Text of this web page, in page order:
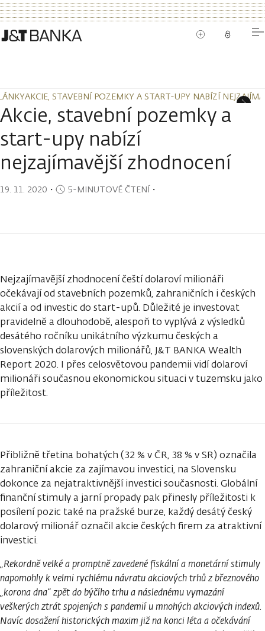
AKCIE, STAVEBNÍ POZEMKY A START-UPY NABÍZÍ
Akcie, stavební pozemky a
start-upy nabízí
nejzajímavější zhodnocení
19. 11. 2020 ・ 5-MINUTOVÉ ČTENÍ・
Nejzajímavější zhodnocení čeští dolaroví milionáři
očekávají od stavebních pozemků, zahraničních i českých
akcií a od investic do start-upů. Důležité je investovat
pravidelně a dlouhodobě, alespoň to vyplývá z výsledků
desátého ročníku unikátního výzkumu českých a
slovenských dolarových milionářů, J&T BANKA Wealth
Report 2020. I přes celosvětovou pandemii vidí dolaroví
milionáři současnou ekonomickou situaci v tuzemsku jako
příležitost.
Přibližně třetina bohatých (32 % v ČR, 38 % v SR) označila
zahraniční akcie za zajímavou investici, na Slovensku
dokonce za nejatraktivnější investici současnosti. Globální
finanční stimuly a jarní propady pak přinesly příležitosti k
posílení pozic také na pražské burze, každý desátý český
dolarový milionář označil akcie českých firem za atraktivní
investici.
„Rekordně velké a promptně zavedené fiskální a monetární stimuly
napomohly k velmi rychlému návratu akciových trhů z březnového
„korona dna“ zpět do býčího trhu a následnému vymazání
veškerých ztrát spojených s pandemií u mnohých akciových indexů.
Navíc dosažení historických maxim již na konci léta a očekávání